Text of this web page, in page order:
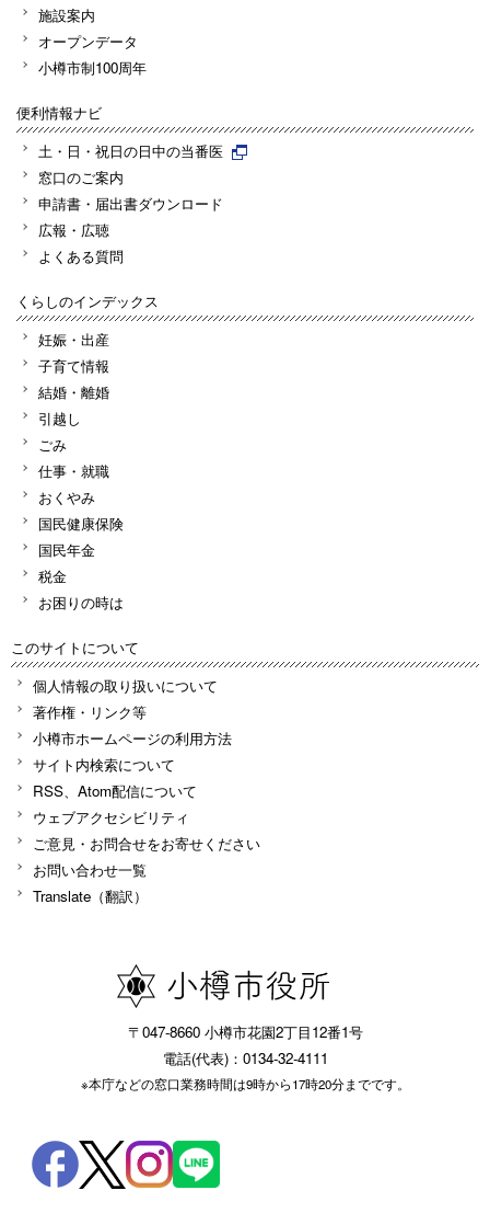
施設案内
オープンデータ
小樽市制100周年
便利情報ナビ
土・日・祝日の日中の当番医
窓口のご案内
申請書・届出書ダウンロード
広報・広聴
よくある質問
くらしのインデックス
妊娠・出産
子育て情報
結婚・離婚
引越し
ごみ
仕事・就職
おくやみ
国民健康保険
国民年金
税金
お困りの時は
このサイトについて
個人情報の取り扱いについて
著作権・リンク等
小樽市ホームページの利用方法
サイト内検索について
RSS、Atom配信について
ウェブアクセシビリティ
ご意見・お問合せをお寄せください
お問い合わせ一覧
Translate（翻訳）
〒047-8660 小樽市花園2丁目12番1号
電話(代表)：0134-32-4111
※本庁などの窓口業務時間は9時から17時20分までです。